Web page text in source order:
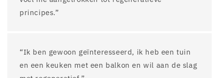
principes.”
“Ik ben gewoon geïnteresseerd, ik heb een tuin
en een keuken met een balkon en wil aan de slag